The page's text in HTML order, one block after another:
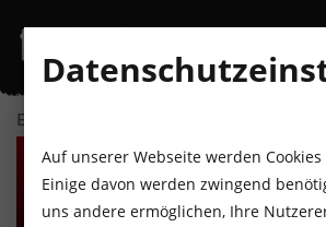
EVENTKALENDER
MO
10
AUGUST
DI
11
AUGUST
MI
12
AUGUST
Auf unserer Webseite werden
Einige davon werden zwingend
uns andere ermöglichen, Ihre